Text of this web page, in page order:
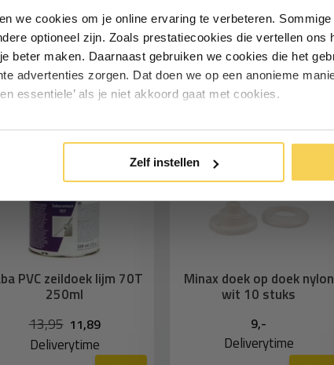
we cookies om je online ervaring te verbeteren.
optioneel zijn. Zoals prestatiecookies die vertellen ons
beter maken. Daarnaast gebruiken we cookies die het
advertenties zorgen. Dat doen we op een anonieme
essentiele’ als je niet akkoord gaat met cookies.
Zelf instellen
PVC zeildoek lijm 70T
250ml
13,95 11,89
Deliverytime
Minax doek op doek nylon
wit 10 stuks
9,-
Deliverytime
Particulier Zakelijk
Inschrijven